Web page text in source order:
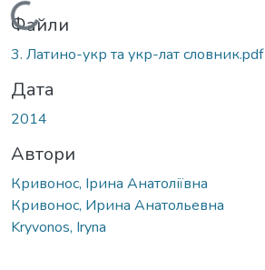
Вантажиться...
Файли
3. Латино-укр та укр-лат словник.pdf
Дата
2014
Автори
Кривонос, Ірина Анатоліївна
Кривонос, Ирина Анатольевна
Kryvonos, Iryna